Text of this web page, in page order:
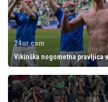
24ur.com
Vikinška nogometna pravljica